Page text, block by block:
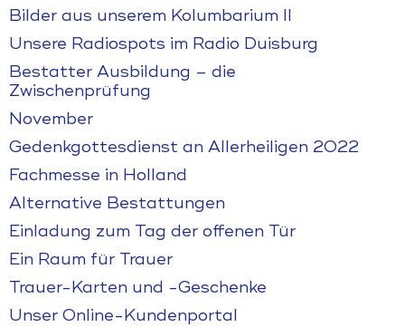
Bilder aus unserem Kolumbarium II
Unsere Radiospots im Radio Duisburg
Bestatter Ausbildung – die
Zwischenprüfung
November
Gedenkgottesdienst an Allerheiligen 2022
Fachmesse in Holland
Alternative Bestattungen
Einladung zum Tag der offenen Tür
Ein Raum für Trauer
Trauer-Karten und -Geschenke
Unser Online-Kundenportal